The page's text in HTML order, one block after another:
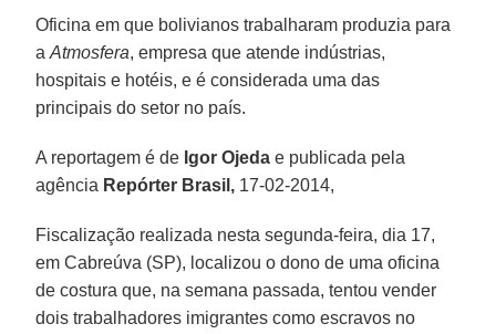
Oficina em que bolivianos trabalharam produzia para
aAtmosfera, empresa que atende indústrias,
hospitais e hotéis, e é considerada uma das
principais do setor no país.
A reportagem é de Igor Ojeda e publicada pela
agência Repórter Brasil, 17-02-2014,
Fiscalização realizada nesta segunda-feira, dia 17,
em Cabreúva (SP), localizou o dono de uma oficina
de costura que, na semana passada, tentou vender
dois trabalhadores imigrantes como escravos no